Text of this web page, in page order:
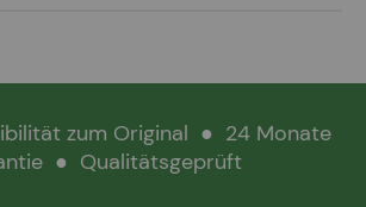
zum Original ● 24 Monate
● Qualitätsgeprüft